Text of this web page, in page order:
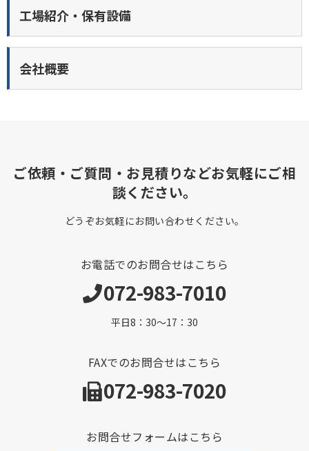
工場紹介・保有設備
会社概要
ご依頼・ご質問・お見積りなどお気軽にご相
談ください。
どうぞお気軽にお問い合わせください。
お電話でのお問合せはこちら
072-983-7010
平日8：30～17：30
FAXでのお問合せはこちら
072-983-7020
お問合せフォームはこちら